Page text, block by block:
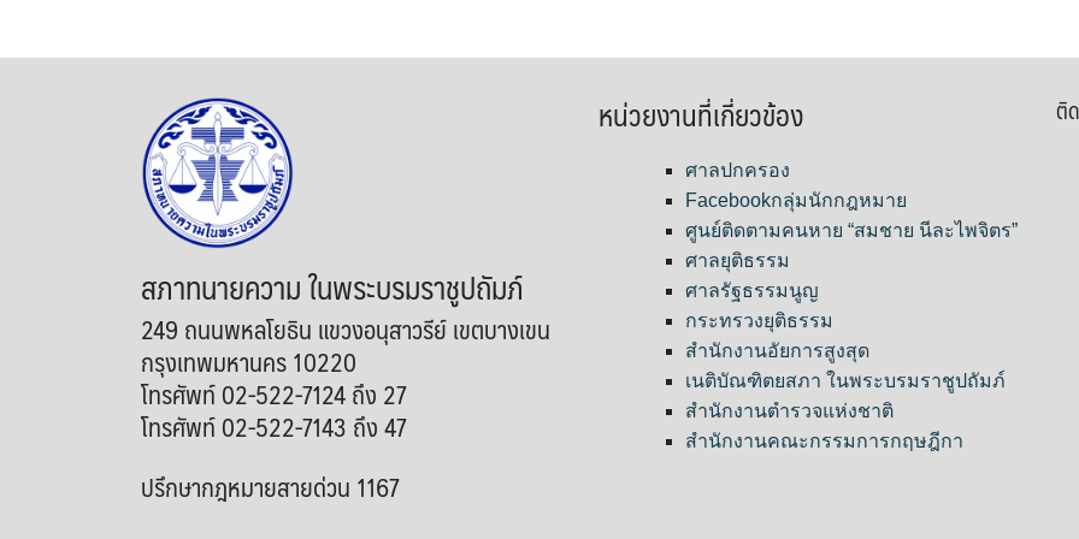
สภาทนายความ ในพระบรมราชูปถัมภ์
249 ถนนพหลโยธิน แขวงอนุสาวรีย์ เขตบางเขน
กรุงเทพมหานคร 10220
โทรศัพท์ 02-522-7124 ถึง 27
โทรศัพท์ 02-522-7143 ถึง 47
ปรึกษากฎหมายสายด่วน 1167
หน่วยงานที่เกี่ยวข้อง
ศาลปกครอง
Facebookกลุ่มนักกฎหมาย
ศูนย์ติดตามคนหาย “สมชาย นีละไพจิตร”
ศาลยุติธรรม
ศาลรัฐธรรมนูญ
กระทรวงยุติธรรม
สำนักงานอัยการสูงสุด
เนติบัณฑิตยสภา ในพระบรมราชูปถัมภ์
สำนักงานตำรวจแห่งชาติ
สำนักงานคณะกรรมการกฤษฎีกา
ติ